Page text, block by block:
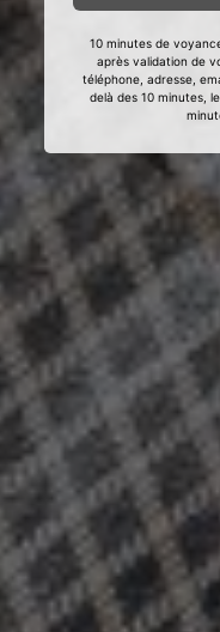
10 minutes de
après validation de
téléphone, adresse,
delà des 10 minutes,